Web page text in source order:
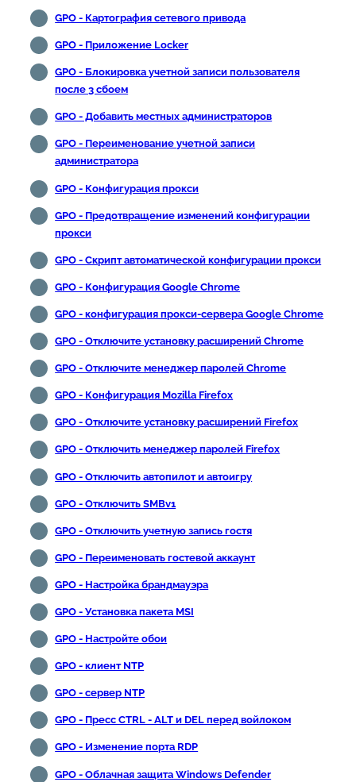
GPO - Картография сетевого привода
GPO - Приложение Locker
GPO - Блокировка учетной записи пользователя
после 3 сбоем
GPO - Добавить местных администраторов
GPO - Переименование учетной записи
администратора
GPO - Конфигурация прокси
GPO - Предотвращение изменений конфигурации
прокси
GPO - Скрипт автоматической конфигурации прокси
GPO - Конфигурация Google Chrome
GPO - конфигурация прокси-сервера Google Chrome
GPO - Отключите установку расширений Chrome
GPO - Отключите менеджер паролей Chrome
GPO - Конфигурация Mozilla Firefox
GPO - Отключите установку расширений Firefox
GPO - Отключить менеджер паролей Firefox
GPO - Отключить автопилот и автоигру
GPO - Отключить SMBv1
GPO - Отключить учетную запись гостя
GPO - Переименовать гостевой аккаунт
GPO - Настройка брандмауэра
GPO - Установка пакета MSI
GPO - Настройте обои
GPO - клиент NTP
GPO - сервер NTP
GPO - Пресс CTRL - ALT и DEL перед войлоком
GPO - Изменение порта RDP
GPO - Облачная защита Windows Defender